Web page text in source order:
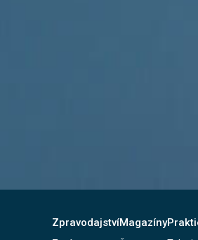
ZpravodajstvíMagazíny